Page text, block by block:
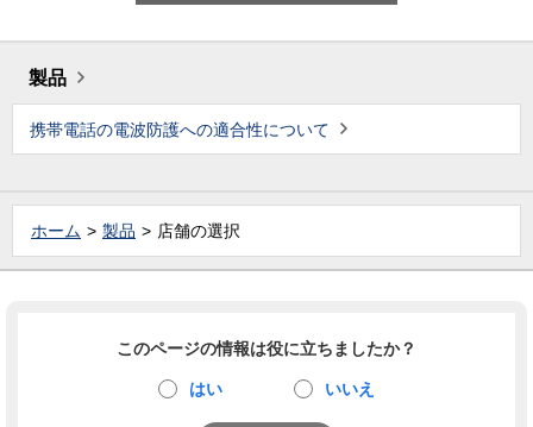
製品
携帯電話の電波防護への適合性について
ホーム 製品 店舗の選択
このページの情報は役に立ちましたか？
はい いいえ